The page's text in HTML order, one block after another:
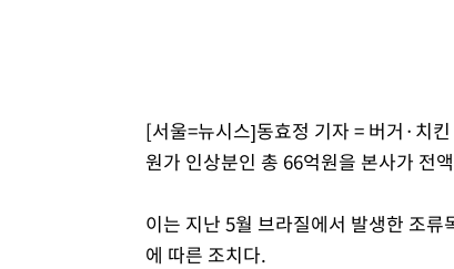
[서울=뉴시스]동효정 기자 = 버거·치
원가 인상분인 총 66억원을 본사가 전
이는 지난 5월 브라질에서 발생한 조
에 따른 조치다.